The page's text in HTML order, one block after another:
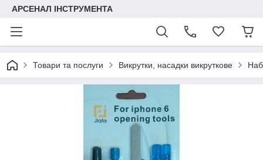
АРСЕНАЛ ІНСТРУМЕНТА
Товари та послуги Викрутки, насадки викруткове